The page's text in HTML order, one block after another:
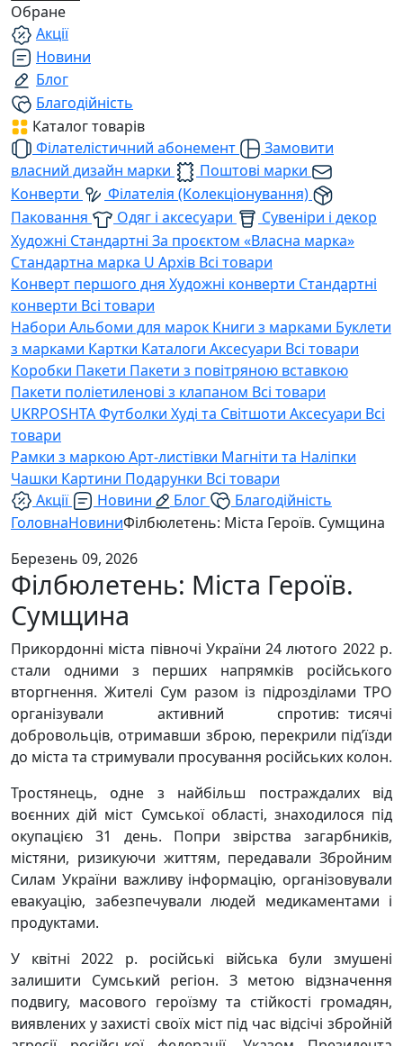
Обране
Акції
Новини
Блог
Благодійність
Каталог товарів
Філателістичний абонемент
Замовити
власний дизайн марки
Поштові марки
Конверти
Філателія (Колекціонування)
Паковання
Одяг і аксесуари
Сувеніри і декор
Художні Стандартні За проєктом «Власна марка»
Стандартна марка U Архів Всі товари
Конверт першого дня Художні конверти Стандартні
конверти Всі товари
Набори Альбоми для марок Книги з марками Буклети
з марками Картки Каталоги Аксесуари Всі товари
Коробки Пакети Пакети з повітряною вставкою
Пакети поліетиленові з клапаном Всі товари
UKRPOSHTAФутболки Худі та Світшоти Аксесуари Всі
товари
Рамки з маркоюАрт-листівки Магніти та Наліпки
Чашки Картини Подарунки Всі товари
Акції
Новини Блог
Благодійність
ГоловнаНовиниФілбюлетень: Міста Героїв. Сумщина
Березень 09, 2026
Філбюлетень: Міста Героїв.
Сумщина
Прикордонні міста півночі України 24 лютого 2022 р.
стали одними з перших напрямків російського
вторгнення. Жителі Сум разом із підрозділами ТРО
організували активний спротив: тисячі
добровольців, отримавши зброю, перекрили під’їзди
до міста та стримували просування російських колон.
Тростянець, одне з найбільш постраждалих від
воєнних дій міст Сумської області, знаходилося під
окупацією 31 день. Попри звірства загарбників,
містяни, ризикуючи життям, передавали Збройним
Силам України важливу інформацію, організовували
евакуацію, забезпечували людей медикаментами і
продуктами.
У квітні 2022 р. російські війська були змушені
залишити Сумський регіон. З метою відзначення
подвигу, масового героїзму та стійкості громадян,
виявлених у захисті своїх міст під час відсічі збройній